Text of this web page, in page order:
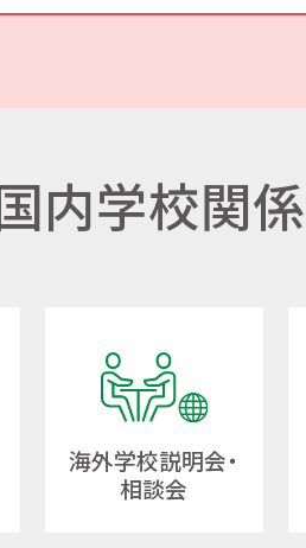
国内学校関
海外学校説明会・
相談会